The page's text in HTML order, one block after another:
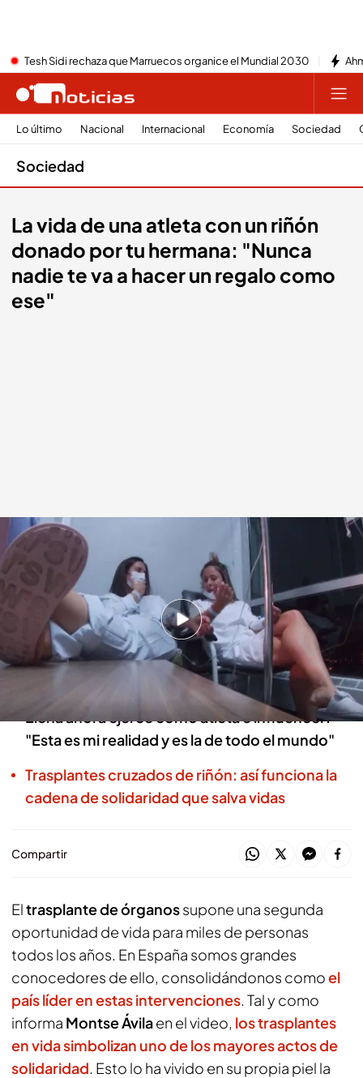
Tesh Sidi rechaza que Marruecos organice el Mundial 2030
Lo último Nacional Internacional Economía Sociedad
Sociedad
La vida de una atleta con un riñón
donado por tu hermana: "Nunca
nadie te va a hacer un regalo como
ese"
La historia de Elena Román y su hermana IMAGEN: Daniel de Miguel
Redacción digital Noticias Cuatro
27 FEB 2025 - 18:10h.
A sus 32 años Elena tuvo que someterse a un
trasplante de riñón en el que su hermana fue la
Elena ahora ejerce como atleta e influencer:
"Esta es mi realidad y es la de todo el mundo"
Trasplantes cruzados de riñón: así funciona la
cadena de solidaridad que salva vidas
Compartir
Eltrasplante de órganossupone una segunda
oportunidad de vida para miles de personas
todos los años. En España somos grandes
conocedores de ello, consolidándonos comoel
país líder en estas intervenciones. Tal y como
informa Montse Ávilaen el video, los trasplantes
en vida simbolizan uno de los mayores actos de
solidaridad. Esto lo ha vivido en su propia piel la